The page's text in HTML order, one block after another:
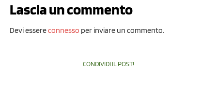
Lascia un commento
Devi essereconnesso per inviare un commento.
CONDIVIDI IL POST!